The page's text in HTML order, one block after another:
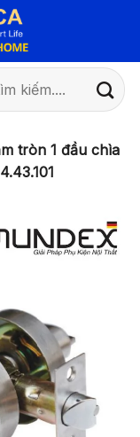
tròn 1 đầu chìa